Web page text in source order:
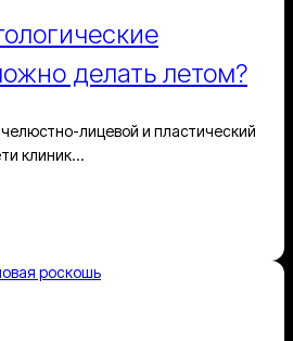
делать летом?
лицевой и пластический
клиник…